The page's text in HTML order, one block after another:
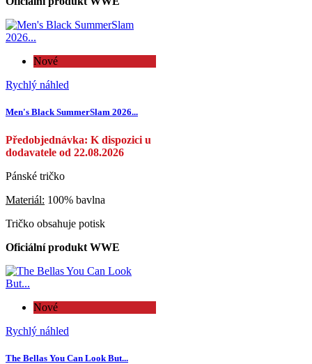
Nové
Rychlý náhled
Men's Black SummerSlam 2026...
Předobjednávka: K dispozici u
dodavatele od 22.08.2026
Pánské tričko
Materiál: 100% bavlna
Tričko obsahuje potisk
Oficiální produkt WWE
Nové
Rychlý náhled
The Bellas You Can Look But...